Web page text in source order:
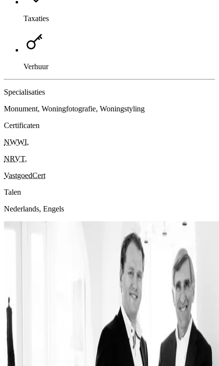
Taxaties
Verhuur
Specialisaties
Monument, Woningfotografie, Woningstyling
Certificaten
NWWI,
NRVT,
VastgoedCert
Talen
Nederlands, Engels